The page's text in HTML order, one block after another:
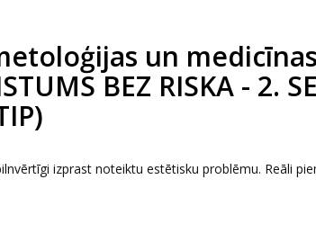
un medicīnas
BEZ RISKA - 2.
izprast noteiktu estētisku problēmu. Reāli